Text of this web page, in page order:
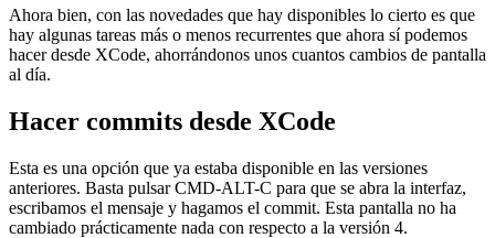
Ahora bien, con las novedades que hay disponibles lo cierto es que
hay algunas tareas más o menos recurrentes que ahora sí podemos
hacer desde XCode, ahorrándonos unos cuantos cambios de pantalla
al día.
Hacer commits desde XCode
Esta es una opción que ya estaba disponible en las versiones
anteriores. Basta pulsar CMD-ALT-C para que se abra la interfaz,
escribamos el mensaje y hagamos el commit. Esta pantalla no ha
cambiado prácticamente nada con respecto a la versión 4.